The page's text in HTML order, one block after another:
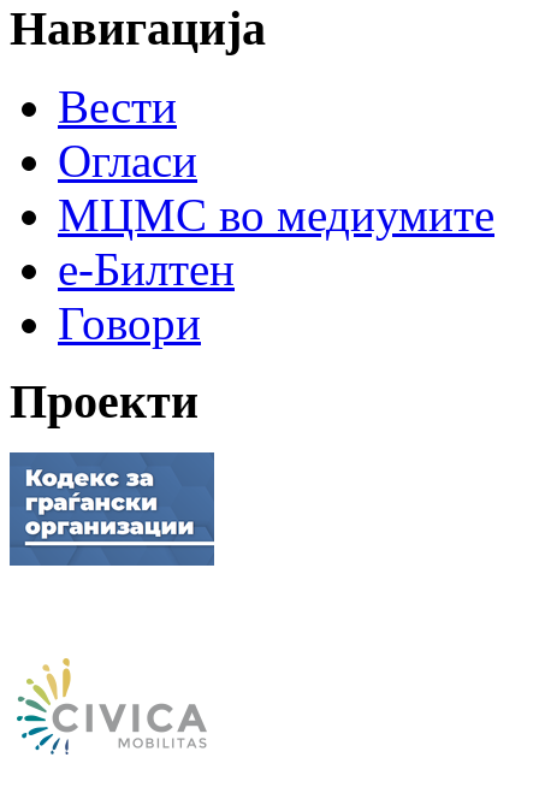
Навигација
Вести
Огласи
МЦМС во медиумите
е-Билтен
Говори
Проекти